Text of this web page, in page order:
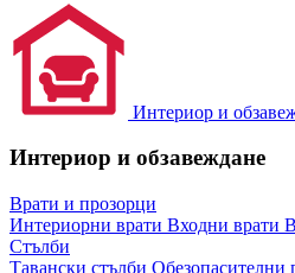
Интериор и
Интериор и обзавеждане
Врати и прозорци
Интериорни врати Входни врати
Стълби
Тавански стълби Обезопасителни